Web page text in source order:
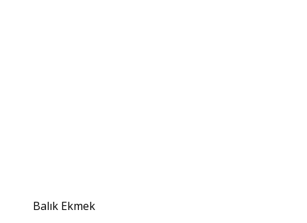
Balık Ekmek